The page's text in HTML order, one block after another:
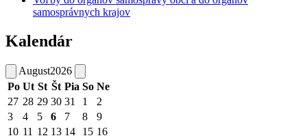
samosprávnych krajov
Kalendár
August2026
Po Ut St Št Pia So Ne
27 28 29 30 31 1
2
3
4 5 6 7 8
9
10 11 12 13 14 15 16